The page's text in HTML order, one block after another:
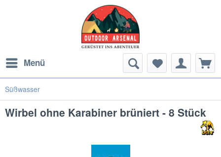
Menü
Süßwasser
Wirbel ohne Karabiner brüniert - 8 Stück